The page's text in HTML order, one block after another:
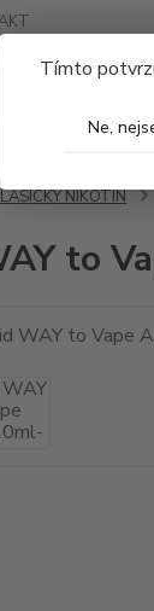
Tímto
Ne,
NIKOTIN
to